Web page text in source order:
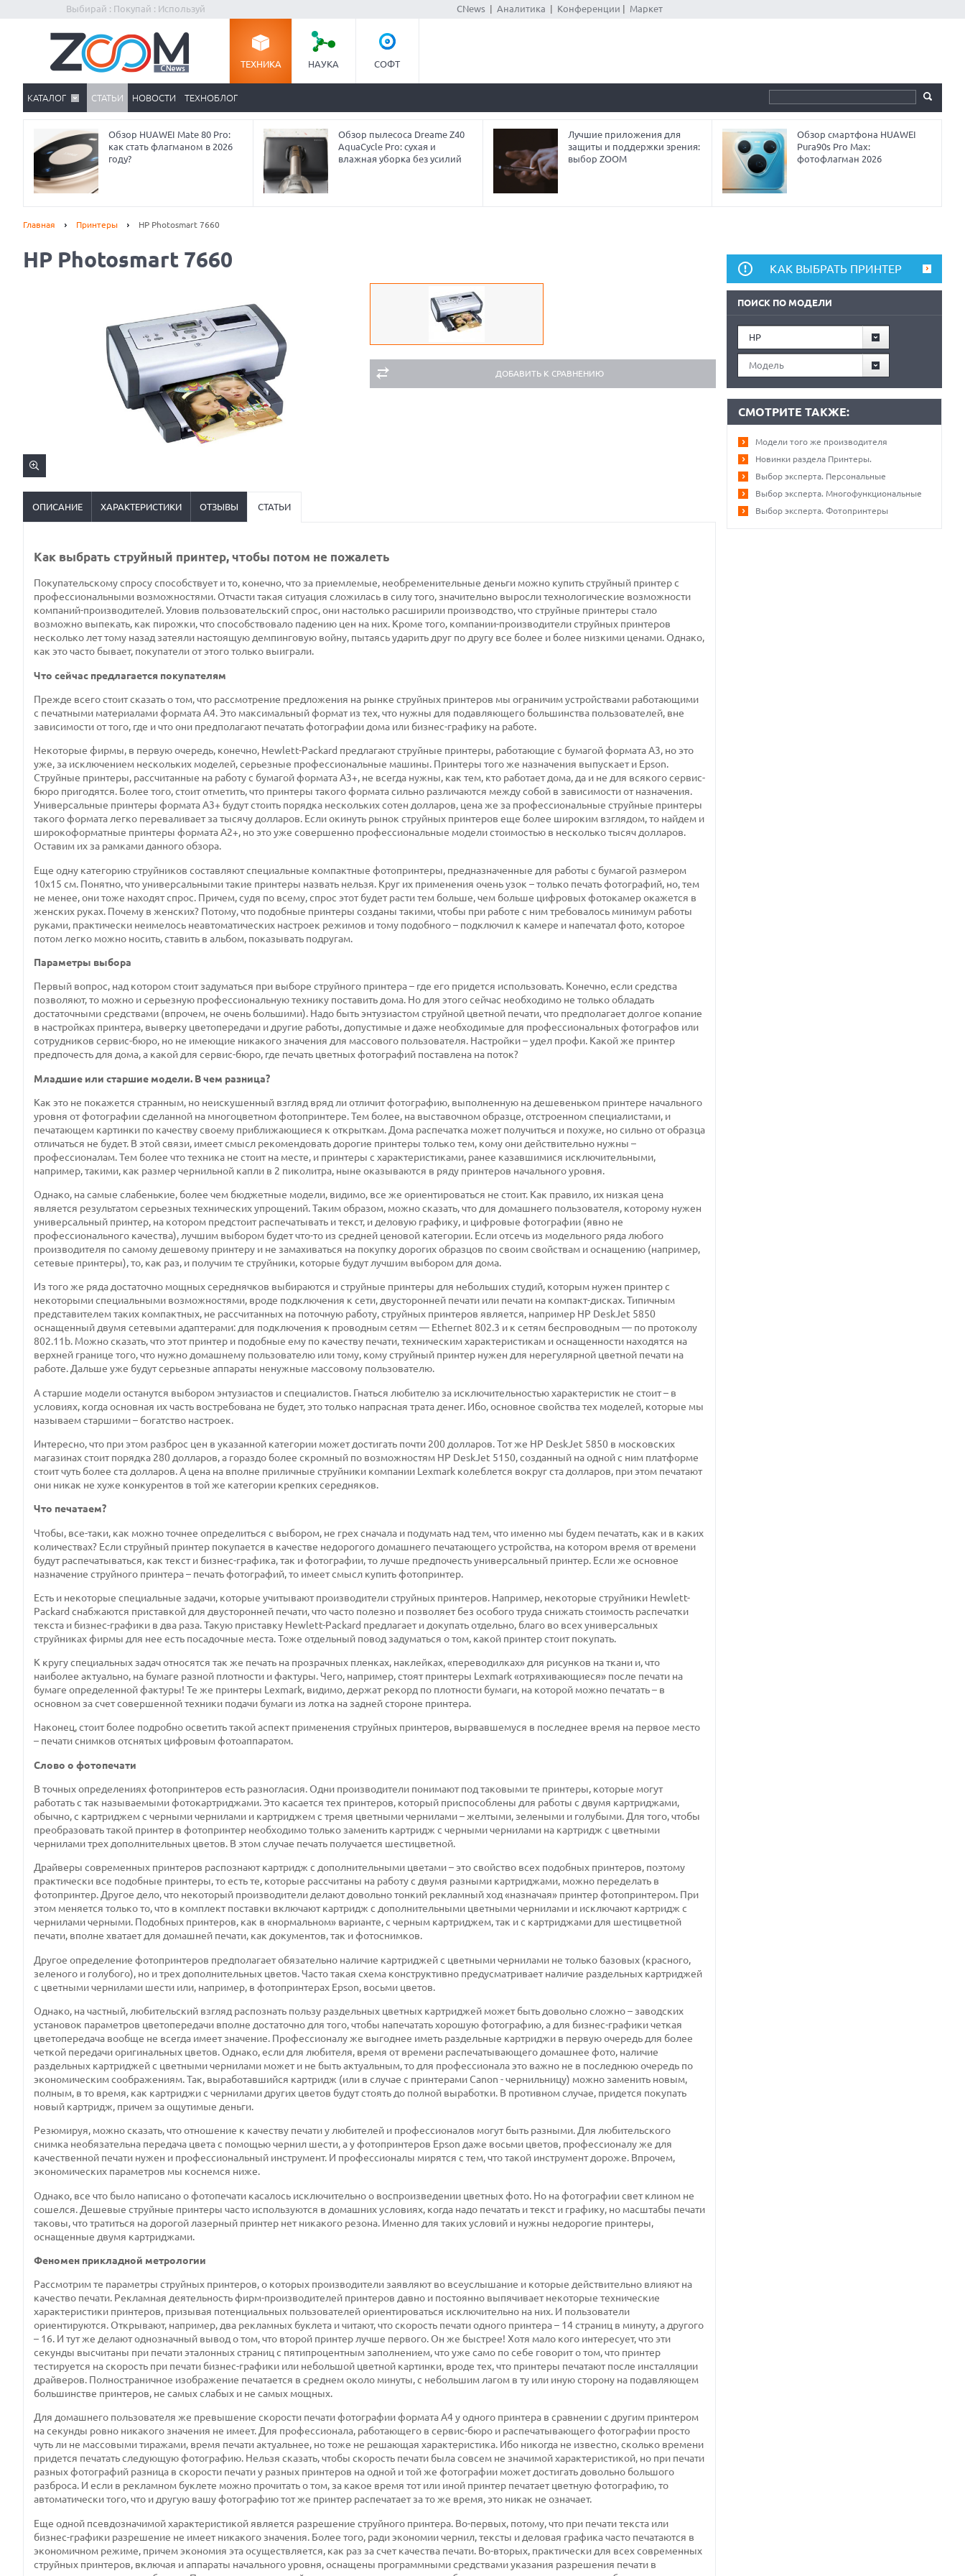
Выбирай : Покупай : Используй CNews| Аналитика Конференции Маркет
ТЕХНИКА НАУКА СОФТ
КАТАЛОГ СТАТЬИ НОВОСТИ ТЕХНОБЛОГ
Обзор HUAWEI Mate 80 Pro:
как стать флагманом в 2026
году?
Обзор пылесоса Dreame Z40
AquaCycle Pro: сухая и
влажная уборка без усилий
Лучшие приложения для
защиты и поддержки зрения:
выбор ZOOM
Обзор смартфона HUAWEI
Pura90s Pro Max:
фотофлагман 2026
Главная Принтеры HP Photosmart 7660
HP Photosmart 7660
ДОБАВИТЬ К СРАВНЕНИЮ
ОПИСАНИЕ ХАРАКТЕРИСТИКИ ОТЗЫВЫ СТАТЬИ
Как выбрать струйный принтер, чтобы потом не пожалеть
Покупательскому спросу способствует и то, конечно, что за приемлемые, необременительные деньги можно купить струйный принтер с
профессиональными возможностями. Отчасти такая ситуация сложилась в силу того, значительно выросли технологические возможности
компаний-производителей. Уловив пользовательский спрос, они настолько расширили производство, что струйные принтеры стало
возможно выпекать, как пирожки, что способствовало падению цен на них. Кроме того, компании-производители струйных принтеров
несколько лет тому назад затеяли настоящую демпинговую войну, пытаясь ударить друг по другу все более и более низкими ценами. Однако,
как это часто бывает, покупатели от этого только выиграли.
Что сейчас предлагается покупателям
Прежде всего стоит сказать о том, что рассмотрение предложения на рынке струйных принтеров мы ограничим устройствами работающими
с печатными материалами формата А4. Это максимальный формат из тех, что нужны для подавляющего большинства пользователей, вне
зависимости от того, где и что они предполагают печатать фотографии дома или бизнес-графику на работе.
Некоторые фирмы, в первую очередь, конечно, Hewlett-Packard предлагают струйные принтеры, работающие с бумагой формата А3, но это
уже, за исключением нескольких моделей, серьезные профессиональные машины. Принтеры того же назначения выпускает и Epson.
Струйные принтеры, рассчитанные на работу с бумагой формата А3+, не всегда нужны, как тем, кто работает дома, да и не для всякого сервис-
бюро пригодятся. Более того, стоит отметить, что принтеры такого формата сильно различаются между собой в зависимости от назначения.
Универсальные принтеры формата А3+ будут стоить порядка нескольких сотен долларов, цена же за профессиональные струйные принтеры
такого формата легко переваливает за тысячу долларов. Если окинуть рынок струйных принтеров еще более широким взглядом, то найдем и
широкоформатные принтеры формата А2+, но это уже совершенно профессиональные модели стоимостью в несколько тысяч долларов.
Оставим их за рамками данного обзора.
Еще одну категорию струйников составляют специальные компактные фотопринтеры, предназначенные для работы с бумагой размером
10х15 см. Понятно, что универсальными такие принтеры назвать нельзя. Круг их применения очень узок – только печать фотографий, но, тем
не менее, они тоже находят спрос. Причем, судя по всему, спрос этот будет расти тем больше, чем больше цифровых фотокамер окажется в
женских руках. Почему в женских? Потому, что подобные принтеры созданы такими, чтобы при работе с ним требовалось минимум работы
руками, практически неимелось неавтоматических настроек режимов и тому подобного – подключил к камере и напечатал фото, которое
потом легко можно носить, ставить в альбом, показывать подругам.
Параметры выбора
Первый вопрос, над котором стоит задуматься при выборе струйного принтера – где его придется использовать. Конечно, если средства
позволяют, то можно и серьезную профессиональную технику поставить дома. Но для этого сейчас необходимо не только обладать
достаточными средствами (впрочем, не очень большими). Надо быть энтузиастом струйной цветной печати, что предполагает долгое копание
в настройках принтера, выверку цветопередачи и другие работы, допустимые и даже необходимые для профессиональных фотографов или
сотрудников сервис-бюро, но не имеющие никакого значения для массового пользователя. Настройки – удел профи. Какой же принтер
предпочесть для дома, а какой для сервис-бюро, где печать цветных фотографий поставлена на поток?
Младшие или старшие модели. В чем разница?
Как это не покажется странным, но неискушенный взгляд вряд ли отличит фотографию, выполненную на дешевеньком принтере начального
уровня от фотографии сделанной на многоцветном фотопринтере. Тем более, на выставочном образце, отстроенном специалистами, и
печатающем картинки по качеству своему приближающиеся к открыткам. Дома распечатка может получиться и похуже, но сильно от образца
отличаться не будет. В этой связи, имеет смысл рекомендовать дорогие принтеры только тем, кому они действительно нужны –
профессионалам. Тем более что техника не стоит на месте, и принтеры с характеристиками, ранее казавшимися исключительными,
например, такими, как размер чернильной капли в 2 пиколитра, ныне оказываются в ряду принтеров начального уровня.
Однако, на самые слабенькие, более чем бюджетные модели, видимо, все же ориентироваться не стоит. Как правило, их низкая цена
является результатом серьезных технических упрощений. Таким образом, можно сказать, что для домашнего пользователя, которому нужен
универсальный принтер, на котором предстоит распечатывать и текст, и деловую графику, и цифровые фотографии (явно не
профессионального качества), лучшим выбором будет что-то из средней ценовой категории. Если отсечь из модельного ряда любого
производителя по самому дешевому принтеру и не замахиваться на покупку дорогих образцов по своим свойствам и оснащению (например,
сетевые принтеры), то, как раз, и получим те струйники, которые будут лучшим выбором для дома.
Из того же ряда достаточно мощных середнячков выбираются и струйные принтеры для небольших студий, которым нужен принтер с
некоторыми специальными возможностями, вроде подключения к сети, двусторонней печати или печати на компакт-дисках. Типичным
представителем таких компактных, не рассчитанных на поточную работу, струйных принтеров является, например HP DeskJet 5850
оснащенный двумя сетевыми адаптерами: для подключения к проводным сетям — Ethernet 802.3 и к сетям беспроводным — по протоколу
802.11b. Можно сказать, что этот принтер и подобные ему по качеству печати, техническим характеристикам и оснащенности находятся на
верхней границе того, что нужно домашнему пользователю или тому, кому струйный принтер нужен для нерегулярной цветной печати на
работе. Дальше уже будут серьезные аппараты ненужные массовому пользователю.
А старшие модели останутся выбором энтузиастов и специалистов. Гнаться любителю за исключительностью характеристик не стоит – в
условиях, когда основная их часть востребована не будет, это только напрасная трата денег. Ибо, основное свойства тех моделей, которые мы
называем старшими – богатство настроек.
Интересно, что при этом разброс цен в указанной категории может достигать почти 200 долларов. Тот же HP DeskJet 5850 в московских
магазинах стоит порядка 280 долларов, а гораздо более скромный по возможностям HP DeskJet 5150, созданный на одной с ним платформе
стоит чуть более ста долларов. А цена на вполне приличные струйники компании Lexmark колеблется вокруг ста долларов, при этом печатают
они никак не хуже конкурентов в той же категории крепких середняков.
Что печатаем?
Чтобы, все-таки, как можно точнее определиться с выбором, не грех сначала и подумать над тем, что именно мы будем печатать, как и в каких
количествах? Если струйный принтер покупается в качестве недорогого домашнего печатающего устройства, на котором время от времени
будут распечатываться, как текст и бизнес-графика, так и фотографии, то лучше предпочесть универсальный принтер. Если же основное
назначение струйного принтера – печать фотографий, то имеет смысл купить фотопринтер.
Есть и некоторые специальные задачи, которые учитывают производители струйных принтеров. Например, некоторые струйники Hewlett-
Packard снабжаются приставкой для двусторонней печати, что часто полезно и позволяет без особого труда снижать стоимость распечатки
текста и бизнес-графики в два раза. Такую приставку Hewlett-Packard предлагает и докупать отдельно, благо во всех универсальных
струйниках фирмы для нее есть посадочные места. Тоже отдельный повод задуматься о том, какой принтер стоит покупать.
К кругу специальных задач относятся так же печать на прозрачных пленках, наклейках, «переводилках» для рисунков на ткани и, что
наиболее актуально, на бумаге разной плотности и фактуры. Чего, например, стоят принтеры Lexmark «отряхивающиеся» после печати на
бумаге определенной фактуры! Те же принтеры Lexmark, видимо, держат рекорд по плотности бумаги, на которой можно печатать – в
основном за счет совершенной техники подачи бумаги из лотка на задней стороне принтера.
Наконец, стоит более подробно осветить такой аспект применения струйных принтеров, вырвавшемуся в последнее время на первое место
– печати снимков отснятых цифровым фотоаппаратом.
Слово о фотопечати
В точных определениях фотопринтеров есть разногласия. Одни производители понимают под таковыми те принтеры, которые могут
работать с так называемыми фотокартриджами. Это касается тех принтеров, который приспособлены для работы с двумя картриджами,
обычно, с картриджем с черными чернилами и картриджем с тремя цветными чернилами – желтыми, зелеными и голубыми. Для того, чтобы
преобразовать такой принтер в фотопринтер необходимо только заменить картридж с черными чернилами на картридж с цветными
чернилами трех дополнительных цветов. В этом случае печать получается шестицветной.
Драйверы современных принтеров распознают картридж с дополнительными цветами – это свойство всех подобных принтеров, поэтому
практически все подобные принтеры, то есть те, которые рассчитаны на работу с двумя разными картриджами, можно переделать в
фотопринтер. Другое дело, что некоторый производители делают довольно тонкий рекламный ход «назначая» принтер фотопринтером. При
этом меняется только то, что в комплект поставки включают картридж с дополнительными цветными чернилами и исключают картридж с
чернилами черными. Подобных принтеров, как в «нормальном» варианте, с черным картриджем, так и с картриджами для шестицветной
печати, вполне хватает для домашней печати, как документов, так и фотоснимков.
Другое определение фотопринтеров предполагает обязательно наличие картриджей с цветными чернилами не только базовых (красного,
зеленого и голубого), но и трех дополнительных цветов. Часто такая схема конструктивно предусматривает наличие раздельных картриджей
с цветными чернилами шести или, например, в фотопринтерах Epson, восьми цветов.
Однако, на частный, любительский взгляд распознать пользу раздельных цветных картриджей может быть довольно сложно – заводских
установок параметров цветопередачи вполне достаточно для того, чтобы напечатать хорошую фотографию, а для бизнес-графики четкая
цветопередача вообще не всегда имеет значение. Профессионалу же выгоднее иметь раздельные картриджи в первую очередь для более
четкой передачи оригинальных цветов. Однако, если для любителя, время от времени распечатывающего домашнее фото, наличие
раздельных картриджей с цветными чернилами может и не быть актуальным, то для профессионала это важно не в последнюю очередь по
экономическим соображениям. Так, выработавшийся картридж (или в случае с принтерами Canon - чернильницу) можно заменить новым,
полным, в то время, как картриджи с чернилами других цветов будут стоять до полной выработки. В противном случае, придется покупать
новый картридж, причем за ощутимые деньги.
Резюмируя, можно сказать, что отношение к качеству печати у любителей и профессионалов могут быть разными. Для любительского
снимка необязательна передача цвета с помощью чернил шести, а у фотопринтеров Epson даже восьми цветов, профессионалу же для
качественной печати нужен и профессиональный инструмент. И профессионалы мирятся с тем, что такой инструмент дороже. Впрочем,
экономических параметров мы коснемся ниже.
Однако, все что было написано о фотопечати касалось исключительно о воспроизведении цветных фото. Но на фотографии свет клином не
сошелся. Дешевые струйные принтеры часто используются в домашних условиях, когда надо печатать и текст и графику, но масштабы печати
таковы, что тратиться на дорогой лазерный принтер нет никакого резона. Именно для таких условий и нужны недорогие принтеры,
оснащенные двумя картриджами.
Феномен прикладной метрологии
Рассмотрим те параметры струйных принтеров, о которых производители заявляют во всеуслышание и которые действительно влияют на
качество печати. Рекламная деятельность фирм-производителей принтеров давно и постоянно выпячивает некоторые технические
характеристики принтеров, призывая потенциальных пользователей ориентироваться исключительно на них. И пользователи
ориентируются. Открывают, например, два рекламных буклета и читают, что скорость печати одного принтера – 14 страниц в минуту, а другого
– 16. И тут же делают однозначный вывод о том, что второй принтер лучше первого. Он же быстрее! Хотя мало кого интересует, что эти
секунды высчитаны при печати эталонных страниц с пятипроцентным заполнением, что уже само по себе говорит о том, что принтер
тестируется на скорость при печати бизнес-графики или небольшой цветной картинки, вроде тех, что принтеры печатают после инсталляции
драйверов. Полностраничное изображение печатается в среднем около минуты, с небольшим лагом в ту или иную сторону на подавляющем
большинстве принтеров, не самых слабых и не самых мощных.
Для домашнего пользователя же превышение скорости печати фотографии формата А4 у одного принтера в сравнении с другим принтером
на секунды ровно никакого значения не имеет. Для профессионала, работающего в сервис-бюро и распечатывающего фотографии просто
чуть ли не массовыми тиражами, время печати актуальнее, но тоже не решающая характеристика. Ибо никогда не известно, сколько времени
придется печатать следующую фотографию. Нельзя сказать, чтобы скорость печати была совсем не значимой характеристикой, но при печати
разных фотографий разница в скорости печати у разных принтеров на одной и той же фотографии может достигать довольно большого
разброса. И если в рекламном буклете можно прочитать о том, за какое время тот или иной принтер печатает цветную фотографию, то
автоматически того, что и другую вашу фотографию тот же принтер распечатает за то же время, это никак не означает.
Еще одной псевдозначимой характеристикой является разрешение струйного принтера. Во-первых, потому, что при печати текста или
бизнес-графики разрешение не имеет никакого значения. Более того, ради экономии чернил, тексты и деловая графика часто печатаются в
экономичном режиме, причем экономия эта осуществляется, как раз за счет качества печати. Во-вторых, практически для всех современных
струйных принтеров, включая и аппараты начального уровня, оснащены программными средствами указания разрешения печати в
КАК ВЫБРАТЬ ПРИНТЕР
ПОИСК ПО МОДЕЛИ
HP
Модель
СМОТРИТЕ ТАКЖЕ:
Модели того же производителя
Новинки раздела Принтеры.
Выбор эксперта. Персональные
Выбор эксперта. Многофункциональные
Выбор эксперта. Фотопринтеры